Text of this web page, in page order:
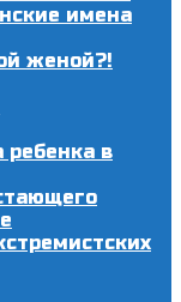
имена
женой?!
в